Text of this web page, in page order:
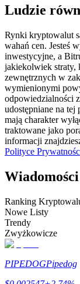
Kopiowanie
Zostań
transakcji
Ludzie
Rynki kryptowalut
wahań cen. Jesteś
inwestycyjne, a
jakiekolwiek straty,
zewnętrznych w
wymienionymi
odpowiedzialności
udostępniane na tej
mają charakter
traktowane jako
informacji
Polityce
Wiadomości
Ranking
Nowe Listy
Trendy
Zwyżkowicze
PIPEDOGPipedog